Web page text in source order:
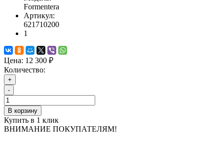
Formentera
Артикул:
621710200
1
Цена: 12 300 ₽
Количество:
+
-
В корзину
Купить в 1 клик
ВНИМАНИЕ ПОКУПАТЕЛЯМ!